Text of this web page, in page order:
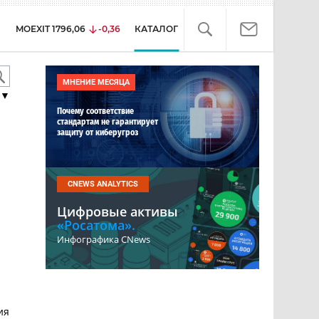
MOEXIT 1796,06 -0,36 КАТАЛОГ
▼
МНЕНИЕ МЕСЯЦА
Почему соответствие
стандартам не гарантирует
защиту от киберугроз
CNEWS ANALYTICS
Цифровые активы
«Росатома».
Инфографика CNews